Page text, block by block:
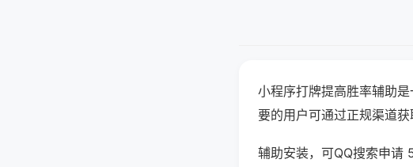
小程序打牌提高胜率辅助
要的用户可通过正规渠道获
辅助安装，可QQ搜索申